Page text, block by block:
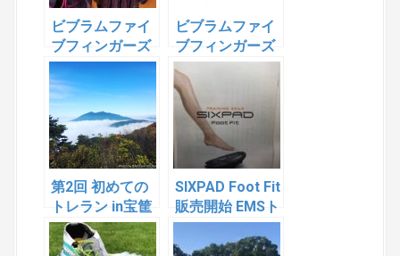
ビブラムファイ
ブフィンガーズ
の最もラクチン
で効果がある使
い方は？
ビブラムファイ
ブフィンガーズ
ランニング講習
会 開催のお知ら
せ
第2回 初めての
トレラン in宝筐
山 イベント参加
者募集中！
SIXPAD Foot Fit
販売開始 EMSト
レーニングおす
すめ致します 特